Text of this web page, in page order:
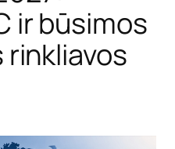
ir būsimos